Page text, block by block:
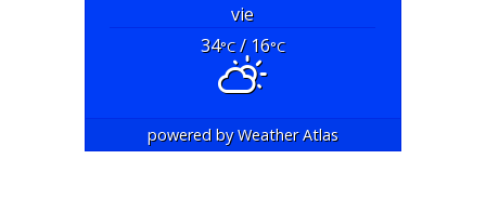
vie
34°C/ 16°C
powered byWeather Atlas